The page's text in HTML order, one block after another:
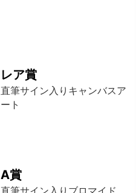
レア賞
直筆サイン入りキャンバスア
ート
A賞